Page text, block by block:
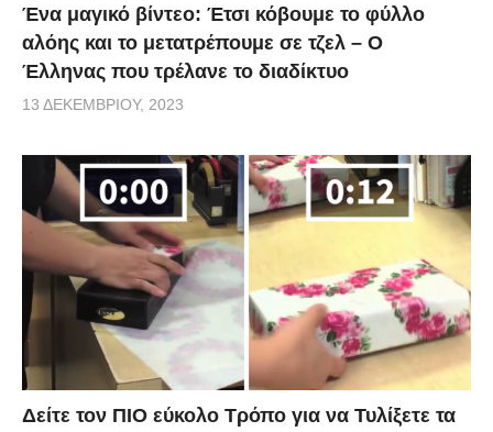
Ένα μαγικό βίντεο: Έτσι κόβουμε το φύλλο
αλόης και το μετατρέπουμε σε τζελ – O
Έλληνας που τρέλανε το διαδίκτυο
13 ΔΕΚΕΜΒΡΊΟΥ, 2023
Δείτε τον ΠΙΟ εύκολο Τρόπο για να Τυλίξετε τα